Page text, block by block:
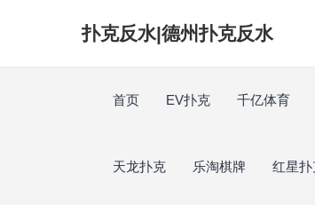
扑克反水|德州扑克反水
首页 EV扑克 千亿体育
天龙扑克 乐淘棋牌 红星扑